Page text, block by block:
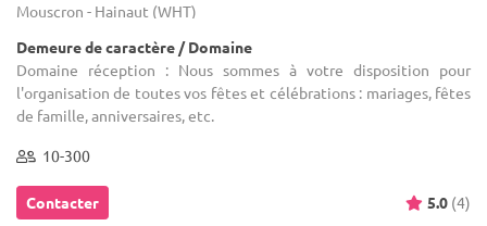
Mouscron - Hainaut (WHT)
Demeure de caractère / Domaine
Domaine réception : Nous sommes à votre disposition pour
l'organisation de toutes vos fêtes et célébrations : mariages, fêtes
de famille, anniversaires, etc.
10-300
Contacter 5.0 (4)